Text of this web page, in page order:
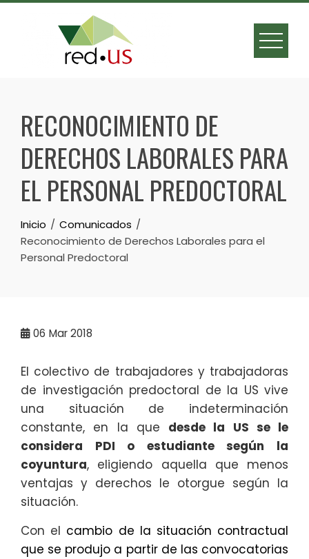
Skip
RECONOCIMIENTO DE
DERECHOS LABORALES PARA
EL PERSONAL PREDOCTORAL
Inicio
Comunicados
Reconocimiento de Derechos Laborales para el
Personal Predoctoral
06 Mar 2018
El colectivo de trabajadores y trabajadoras
de investigación predoctoral de la US vive
una situación de indeterminación
constante, en la que desde la US se le
considera PDI o estudiante según la
coyuntura, eligiendo aquella que menos
ventajas y derechos le otorgue según la
situación.
Con el cambio de la situación contractual
que se produjo a partir de las convocatorias